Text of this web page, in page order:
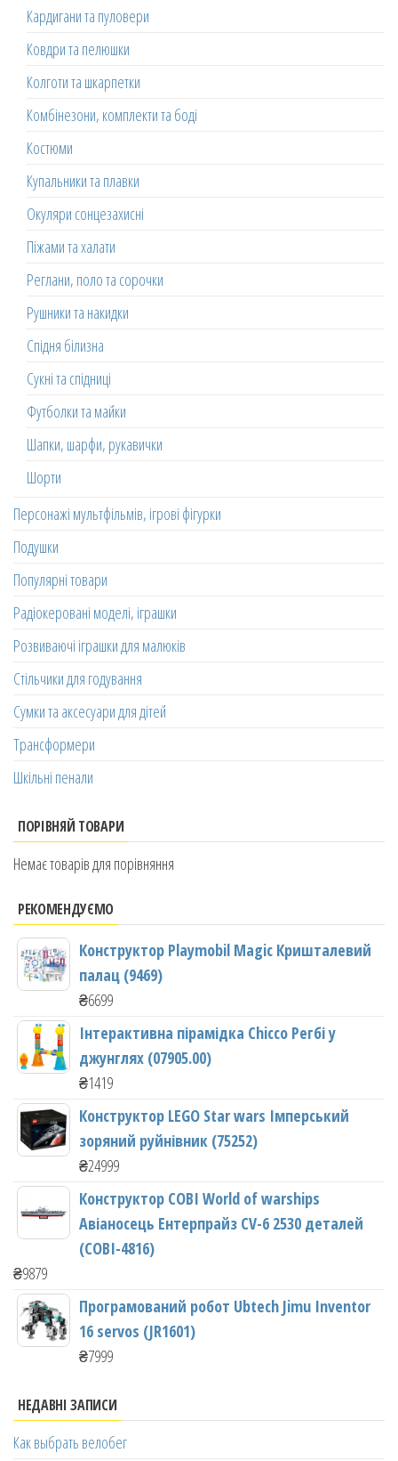
Кардигани та пуловери
Ковдри та пелюшки
Колготи та шкарпетки
Комбінезони, комплекти та боді
Костюми
Купальники та плавки
Окуляри сонцезахисні
Піжами та халати
Реглани, поло та сорочки
Рушники та накидки
Спідня білизна
Сукні та спідниці
Футболки та майки
Шапки, шарфи, рукавички
Шорти
Персонажі мультфільмів, ігрові фігурки
Подушки
Популярні товари
Радіокеровані моделі, іграшки
Розвиваючі іграшки для малюків
Стільчики для годування
Сумки та аксесуари для дітей
Трансформери
Шкільні пенали
ПОРІВНЯЙ ТОВАРИ
Немає товарів для порівняння
РЕКОМЕНДУЄМО
Конструктор Playmobil Magic Кришталевий
палац (9469)
₴6699
Інтерактивна пірамідка Chicco Регбі у
джунглях (07905.00)
₴1419
Конструктор LEGO Star wars Імперський
зоряний руйнівник (75252)
₴24999
Конструктор COBI World of warships
Авіаносець Ентерпрайз CV-6 2530 деталей
(COBI-4816)
₴9879
Програмований робот Ubtech Jimu Inventor
16 servos (JR1601)
₴7999
НЕДАВНІ ЗАПИСИ
Как выбрать велобег